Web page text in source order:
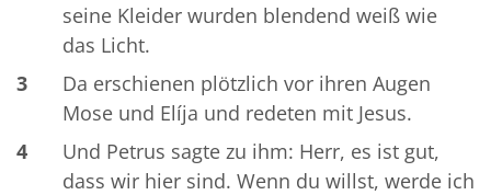
seine Kleider wurden blendend weiß wie
das Licht.
3
Da erschienen plötzlich vor ihren Augen
Mose und Elíja und redeten mit Jesus.
4
Und Petrus sagte zu ihm: Herr, es ist gut,
dass wir hier sind. Wenn du willst, werde ich